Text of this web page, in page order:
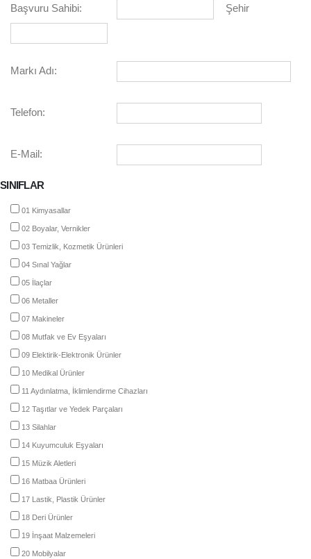
Başvuru Sahibi: Şehir
Markı Adı:
Telefon:
E-Mail:
SINIFLAR
01 Kimyasallar
02 Boyalar, Vernikler
03 Temizlik, Kozmetik Ürünleri
04 Sınal Yağlar
05 İlaçlar
06 Metaller
07 Makineler
08 Mutfak ve Ev Eşyaları
09 Elektirik-Elektronik Ürünler
10 Medikal Ürünler
11 Aydınlatma, İklimlendirme Cihazları
12 Taşıtlar ve Yedek Parçaları
13 Silahlar
14 Kuyumculuk Eşyaları
15 Müzik Aletleri
16 Matbaa Ürünleri
17 Lastik, Plastik Ürünler
18 Deri Ürünler
19 İnşaat Malzemeleri
20 Mobilyalar